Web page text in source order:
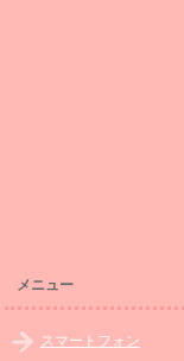
メニュー
スマートフォン